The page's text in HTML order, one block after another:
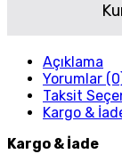
Açıklama
Yorumlar
Taksit
Kargo &
Kargo & İade